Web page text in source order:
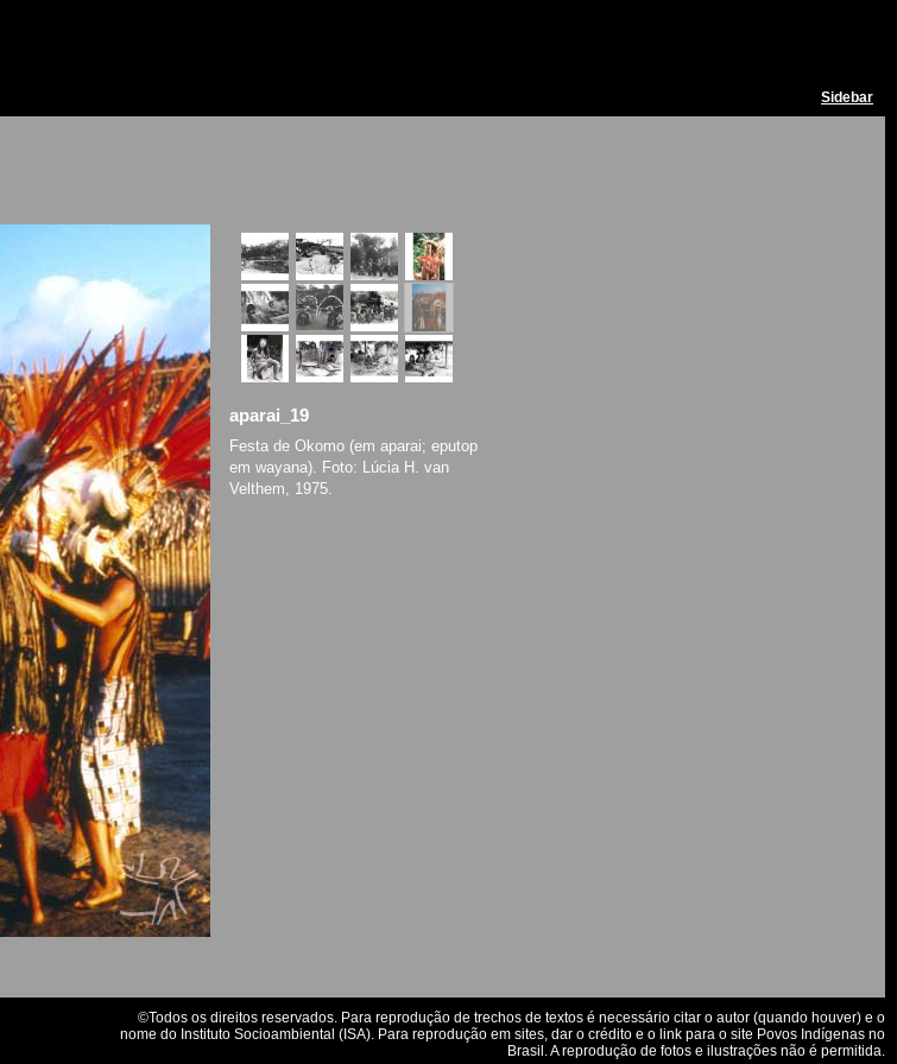
Sidebar
aparai_19
Festa de Okomo (em aparai; eputop
em wayana). Foto: Lúcia H. van
Velthem, 1975.
©Todos os direitos reservados. Para reprodução de trechos de textos é necessário citar o autor (quando houver) e o
nome do Instituto Socioambiental (ISA). Para reprodução em sites, dar o crédito e o link para o site Povos Indígenas no
Brasil. A reprodução de fotos e ilustrações não é permitida.